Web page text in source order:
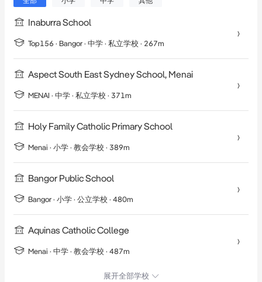
Inaburra School
Top156 · Bangor · 中学 · 私立学校 · 267m
Aspect South East Sydney School, Menai
MENAI · 中学 · 私立学校 · 371m
Holy Family Catholic Primary School
Menai · 小学 · 教会学校 · 389m
Bangor Public School
Bangor · 小学 · 公立学校 · 480m
Aquinas Catholic College
Menai · 中学 · 教会学校 · 487m
展开全部学校